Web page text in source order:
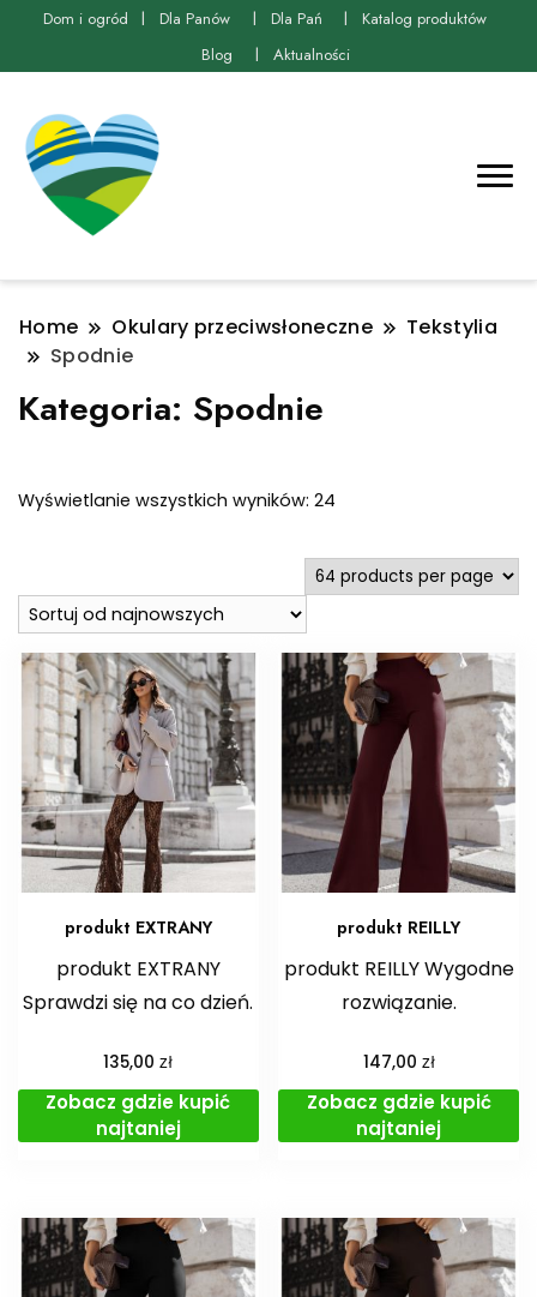
Dom i ogród Dla Panów Dla Pań
Katalog produktów
Blog
Aktualności
Home Okulary przeciwsłoneczne
Tekstylia
Spodnie
Kategoria: Spodnie
Wyświetlanie wszystkich wyników: 24
najnowszych
produkt EXTRANY
produkt EXTRANY
Sprawdzi się na co dzień.
135,00zł
Zobacz gdzie kupić
najtaniej
produkt REILLY
produkt REILLY Wygodne
rozwiązanie.
147,00 zł
Zobacz gdzie kupić
najtaniej